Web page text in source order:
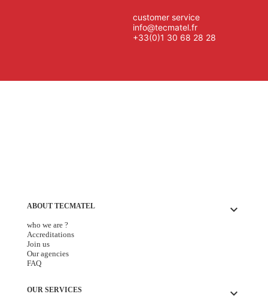
customer service
info@tecmatel.fr
+33(0)1 30 68 28 28
ABOUT TECMATEL keyboard_arrow_down
who we are ?
Accreditations
Join us
Our agencies
FAQ
OUR SERVICES keyboard_arrow_down